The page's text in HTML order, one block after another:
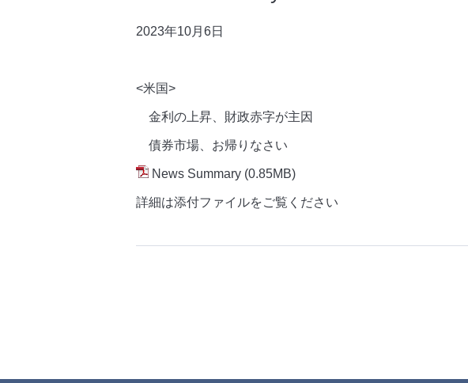
2023年10月6日
<米国>
金利の上昇、財政赤字が主因
債券市場、お帰りなさい
News Summary (0.85MB)
詳細は添付ファイルをご覧ください